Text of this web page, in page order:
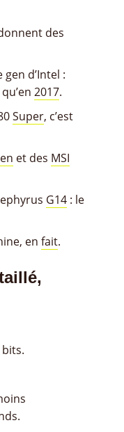
des
d’Intel :
2017.
Super, c’est
et des MSI
G14 : le
en fait.